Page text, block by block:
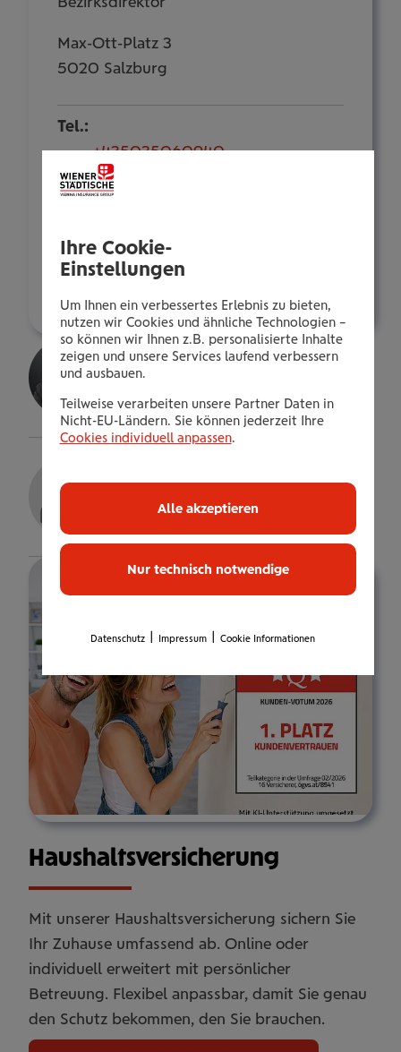
Max-Ott-Platz 3
5020 Salzburg
Tel.:
+435035060940
Mobil:
+436646013960940
franz.eder@wienerstaedtische.at
Sarah Kathrin Ernst
Gepr.VersBer.in
Details
Details
Haus­halts­ver­si­che­rung
Mit unserer Haushaltsversicherung sichern Sie
Ihr Zuhause umfassend ab. Online oder
individuell erweitert mit persönlicher
Betreuung. Flexibel anpassbar, damit Sie genau
den Schutz bekommen, den Sie brauchen.
Ihre Cookie-
Einstellungen
Um Ihnen ein verbessertes Erlebnis zu bieten,
nutzen wir Cookies und ähnliche Technologien –
so können wir Ihnen z.B. personalisierte Inhalte
zeigen und unsere Services laufend verbessern
und ausbauen.
Teilweise verarbeiten unsere Partner Daten in
Nicht-EU-Ländern. Sie können jederzeit Ihre
Cookies individuell anpassen.
Nur technisch notwendige
Alle akzeptieren
Datenschutz Impressum Cookie Informationen